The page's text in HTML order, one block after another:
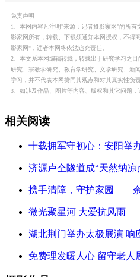
免责声明
1、本网内容凡注明"来源：记者摄影家网"的所
影家网所有，转载、下载须通知本网授权，不得
影家网"，违者本网将依法追究责任。
2、本文系本网编辑转载，转载出于研究学习之
研究、宗教学研究、教育学研究、文学研究、新
学习，并不代表本网赞同其观点和对其真实性负责
3、如涉及作品、图片等内容、版权和其它问题
相关阅读
十载拥军守初心：安阳举
济源卢仝隧道成“天然纳凉
携手清障，守护家园——
微光聚星河 大爱抗风雨
湖北荆门举办太极展演 响
免费理发暖人心 留守老人